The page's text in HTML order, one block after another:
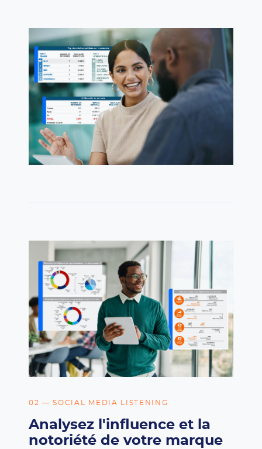
02 — SOCIAL MEDIA LISTENING
Analysez l'influence et la
notoriété de votre marque